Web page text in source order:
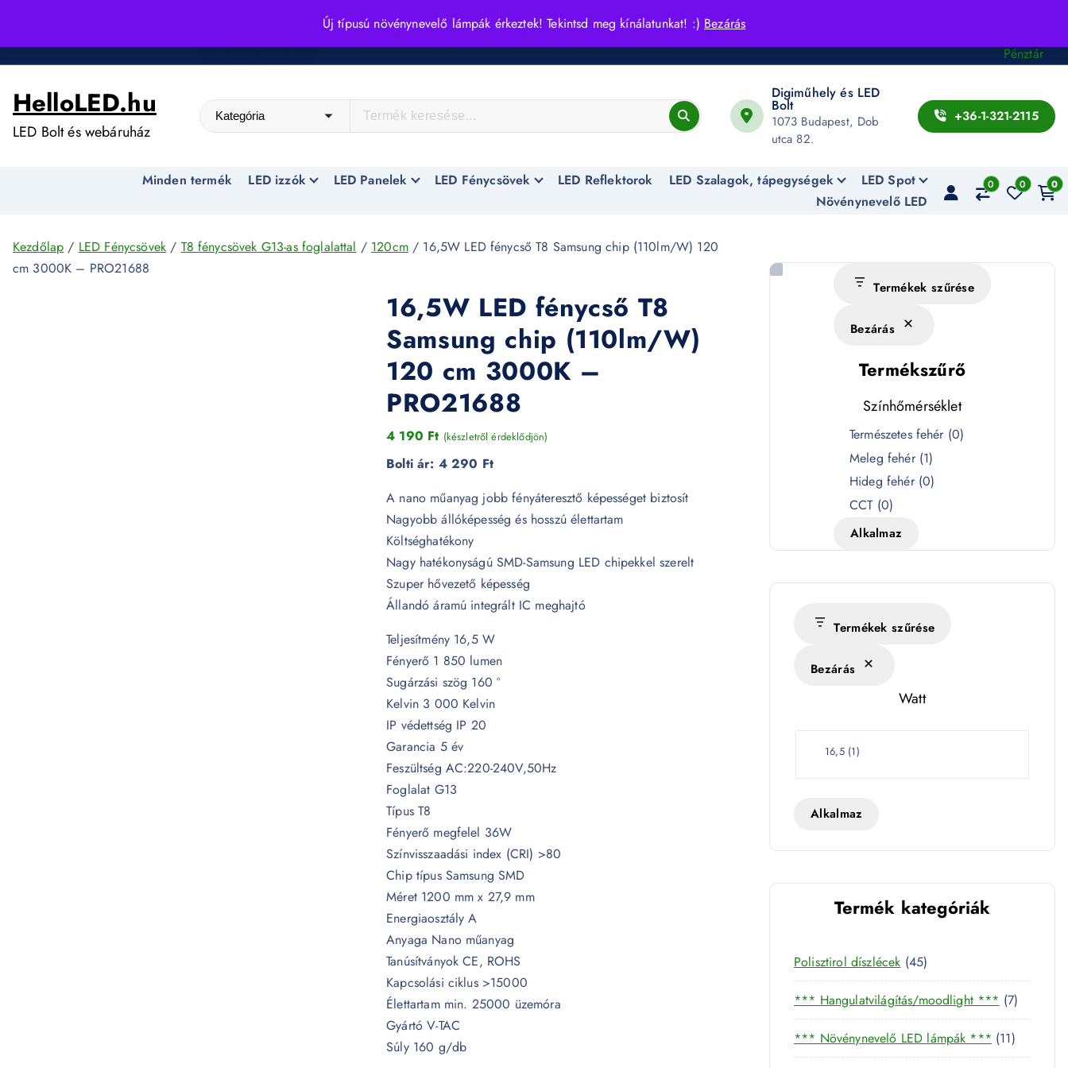
Új típusú növénynevelő lámpák érkeztek! Tekintsd meg kínálatunkat! :) Bezárás
i
Pénztár
HelloLED.hu
LED Bolt és webáruház
Digiműhely és LED
Bolt
1073 Budapest, Dob
utca 82.
+36-1-321-2115
Minden termék LED izzók LED Panelek LED Fénycsövek LED Reflektorok LED Szalagok, tápegységek
LED Spot
Növénynevelő LED
0 0 0
Kezdőlap / LED Fénycsövek / T8 fénycsövek G13-as foglalattal / 120cm/ 16,5W LED fénycső T8 Samsung chip (110lm/W) 120
cm 3000K – PRO21688
16,5W LED fénycső T8
Samsung chip (110lm/W)
120 cm 3000K –
PRO21688
4 190 Ft (készletről érdeklődjön)
Bolti ár: 4 290 Ft
A nano műanyag jobb fényáteresztő képességet biztosít
Nagyobb állóképesség és hosszú élettartam
Költséghatékony
Nagy hatékonyságú SMD-Samsung LED chipekkel szerelt
Szuper hővezető képesség
Állandó áramú integrált IC meghajtó
Teljesítmény 16,5 W
Fényerő 1 850 lumen
Sugárzási szög 160 °
Kelvin 3 000 Kelvin
IP védettség IP 20
Garancia 5 év
Feszültség AC:220-240V,50Hz
Foglalat G13
Típus T8
Fényerő megfelel 36W
Színvisszaadási index (CRI) >80
Chip típus Samsung SMD
Méret 1200 mm x 27,9 mm
Energiaosztály A
Anyaga Nano műanyag
Tanúsítványok CE, ROHS
Kapcsolási ciklus >15000
Élettartam min. 25000 üzemóra
Gyártó V-TAC
Súly 160 g/db
Termékek szűrése
Bezárás
Termékszűrő
Színhőmérséklet
é
s
k
Természetes fehér (0)
Meleg fehér (1)
Hideg fehér (0)
CCT (0)
Alkalmaz
Termékek szűrése
Bezárás
Watt
W
t
16,5 (1)
Alkalmaz
Termék kategóriák
Polisztirol díszlécek 454
5
t
e
r
*** Hangulatvilágítás/moodlight *** 77
t
e
r
*** Növénynevelő LED lámpák *** 111
1